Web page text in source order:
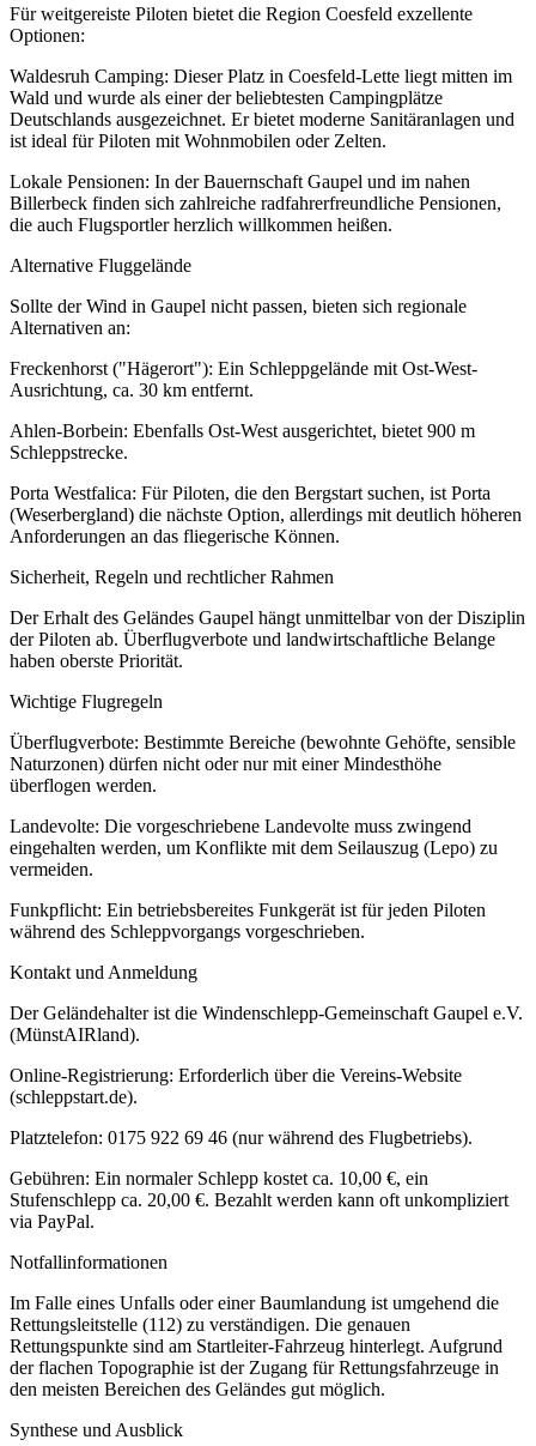
Für weitgereiste Piloten bietet die Region Coesfeld exzellente
Optionen:
Waldesruh Camping: Dieser Platz in Coesfeld-Lette liegt mitten im
Wald und wurde als einer der beliebtesten Campingplätze
Deutschlands ausgezeichnet. Er bietet moderne Sanitäranlagen und
ist ideal für Piloten mit Wohnmobilen oder Zelten.
Lokale Pensionen: In der Bauernschaft Gaupel und im nahen
Billerbeck finden sich zahlreiche radfahrerfreundliche Pensionen,
die auch Flugsportler herzlich willkommen heißen.
Alternative Fluggelände
Sollte der Wind in Gaupel nicht passen, bieten sich regionale
Alternativen an:
Freckenhorst ("Hägerort"): Ein Schleppgelände mit Ost-West-
Ausrichtung, ca. 30 km entfernt.
Ahlen-Borbein: Ebenfalls Ost-West ausgerichtet, bietet 900 m
Schleppstrecke.
Porta Westfalica: Für Piloten, die den Bergstart suchen, ist Porta
(Weserbergland) die nächste Option, allerdings mit deutlich höheren
Anforderungen an das fliegerische Können.
Sicherheit, Regeln und rechtlicher Rahmen
Der Erhalt des Geländes Gaupel hängt unmittelbar von der Disziplin
der Piloten ab. Überflugverbote und landwirtschaftliche Belange
haben oberste Priorität.
Wichtige Flugregeln
Überflugverbote: Bestimmte Bereiche (bewohnte Gehöfte, sensible
Naturzonen) dürfen nicht oder nur mit einer Mindesthöhe
überflogen werden.
Landevolte: Die vorgeschriebene Landevolte muss zwingend
eingehalten werden, um Konflikte mit dem Seilauszug (Lepo) zu
vermeiden.
Funkpflicht: Ein betriebsbereites Funkgerät ist für jeden Piloten
während des Schleppvorgangs vorgeschrieben.
Kontakt und Anmeldung
Der Geländehalter ist die Windenschlepp-Gemeinschaft Gaupel e.V.
(MünstAIRland).
Online-Registrierung: Erforderlich über die Vereins-Website
(schleppstart.de).
Platztelefon: 0175 922 69 46 (nur während des Flugbetriebs).
Gebühren: Ein normaler Schlepp kostet ca. 10,00 €, ein
Stufenschlepp ca. 20,00 €. Bezahlt werden kann oft unkompliziert
via PayPal.
Notfallinformationen
Im Falle eines Unfalls oder einer Baumlandung ist umgehend die
Rettungsleitstelle (112) zu verständigen. Die genauen
Rettungspunkte sind am Startleiter-Fahrzeug hinterlegt. Aufgrund
der flachen Topographie ist der Zugang für Rettungsfahrzeuge in
den meisten Bereichen des Geländes gut möglich.
Synthese und Ausblick